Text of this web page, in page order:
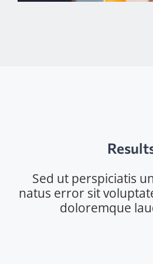
Sed ut perspiciatis
natus error sit
doloremque